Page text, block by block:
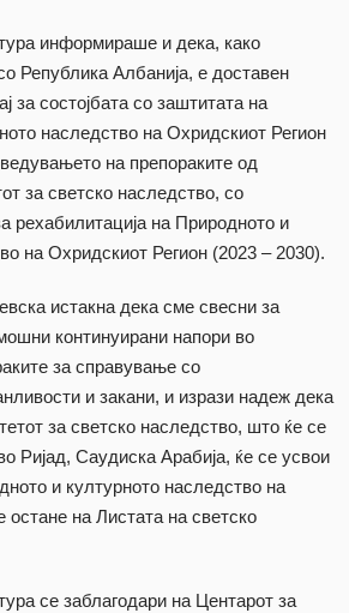
информираше и дека, како
Република Албанија, е доставен
за состојбата со заштитата на
наследство на Охридскиот Регион
на препораките од
за светско наследство, со
рехабилитација на Природното и
на Охридскиот Регион (2023 – 2030).
истакна дека сме свесни за
континуирани напори во
за справување со
и закани, и изрази надеж дека
за светско наследство, што ќе се
Ријад, Саудиска Арабија, ќе се усвои
и културното наследство на
остане на Листата на светско
се заблагодари на Центарот за